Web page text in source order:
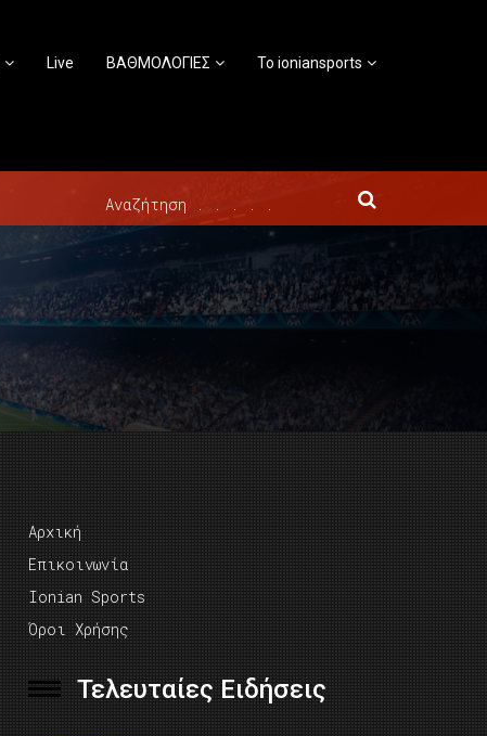
Live ΒΑΘΜΟΛΟΓΙΕΣ Το ioniansports
Αρχική
Επικοινωνία
Ionian Sports
Όροι Χρήσης
Τελευταίες Ειδήσεις